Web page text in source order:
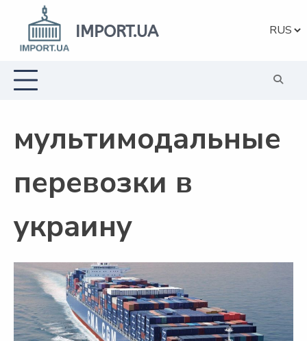
Перейти
содержанию
IMPORT.UA
мультимодальные
перевозки в
украину